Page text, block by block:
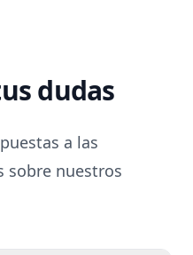
dudas
a las
sobre nuestros